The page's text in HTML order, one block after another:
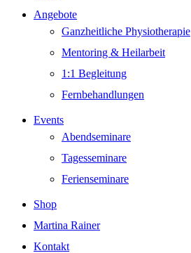
Angebote
Ganzheitliche Physiotherapie
Mentoring & Heilarbeit
1:1 Begleitung
Fernbehandlungen
Events
Abendseminare
Tagesseminare
Ferienseminare
Shop
Martina Rainer
Kontakt